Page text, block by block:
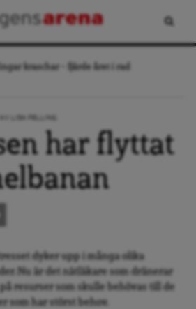
kraschar – fjärde året i rad
har flyttat
dyker upp i många olika
Nu är det nätläkare som dränerar
resurser som skulle behövas till de
som har störst behov.